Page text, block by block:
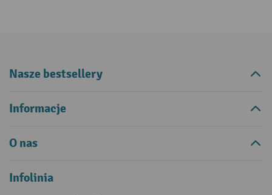
Nasze bestsellery
Informacje
O nas
Infolinia